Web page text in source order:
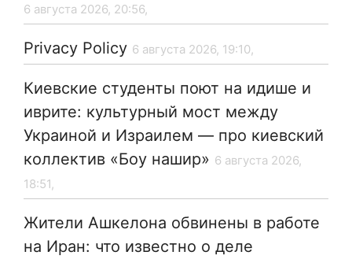
6 августа 2026, 20:56,
Privacy Policy 6 августа 2026, 19:10,
Киевские студенты поют на идише и
иврите: культурный мост между
Украиной и Израилем — про киевский
коллектив «Боу нашир» 6 августа 2026,
18:51,
Жители Ашкелона обвинены в работе
на Иран: что известно о деле